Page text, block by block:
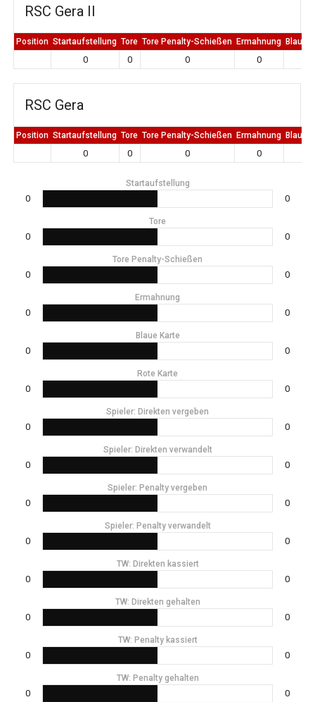
RSC Gera II
Position Startaufstellung Tore Tore Penalty-Schießen Ermahnung Blaue
0 0 0 0
RSC Gera
Position Startaufstellung Tore Tore Penalty-Schießen Ermahnung Blaue
0 0 0 0
Startaufstellung
0 0
Tore
0 0
Tore Penalty-Schießen
0 0
Ermahnung
0 0
Blaue Karte
0 0
Rote Karte
0 0
Spieler: Direkten vergeben
0 0
Spieler: Direkten verwandelt
0 0
Spieler: Penalty vergeben
0 0
Spieler: Penalty verwandelt
0 0
TW: Direkten kassiert
0 0
TW: Direkten gehalten
0 0
TW: Penalty kassiert
0 0
TW: Penalty gehalten
0 0